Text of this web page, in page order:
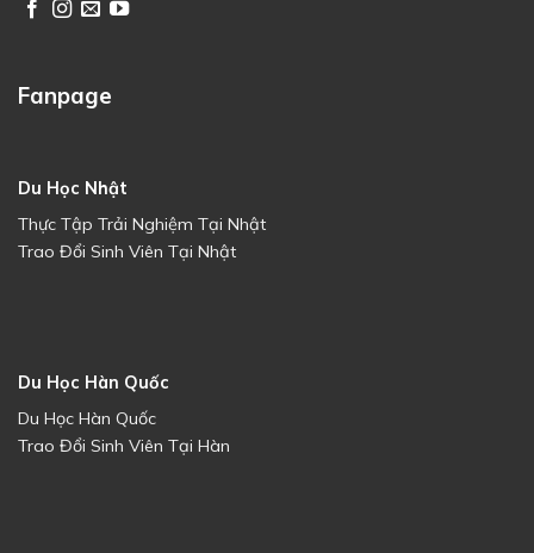
Fanpage
Du Học Nhật
Thực Tập Trải Nghiệm Tại Nhật
Trao Đổi Sinh Viên Tại Nhật
Du Học Hàn Quốc
Du Học Hàn Quốc
Trao Đổi Sinh Viên Tại Hàn